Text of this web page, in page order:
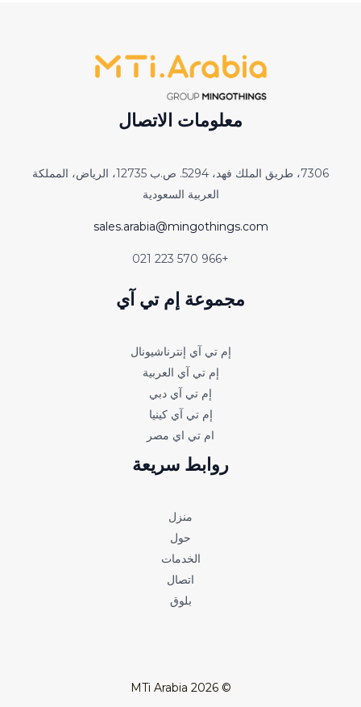
معلومات الاتصال
7306، طريق الملك فهد، 5294. ص.ب 12735، الرياض، المملكة
العربية السعودية
sales.arabia@mingothings.com
+966 570 223 021
مجموعة إم تي آي
إم تي آي إنترناشيونال
إم تي آي العربية
إم تي آي دبي
إم تي آي كينيا
ام تي اي مصر
روابط سريعة
منزل
حول
الخدمات
اتصال
بلوق
© 2026 MTi Arabia